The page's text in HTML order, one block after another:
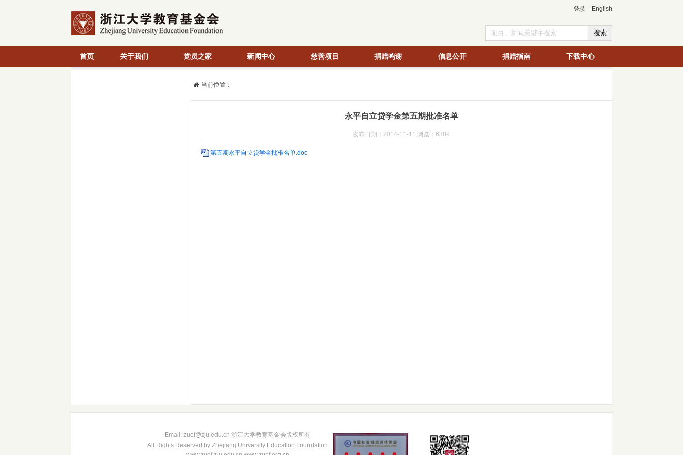
登录 English
首页 关于我们 党员之家 新闻中心 慈善项目 捐赠鸣谢 信息公开 捐赠指南 下载中心
当前位置：
永平自立贷学金第五期批准名单
发布日期：2014-11-11 浏览：6389
第五期永平自立贷学金批准名单.doc
Email: zuef@zju.edu.cn 浙江大学教育基金会版权所有
All Rights Reserved by Zhejiang University Education Foundation